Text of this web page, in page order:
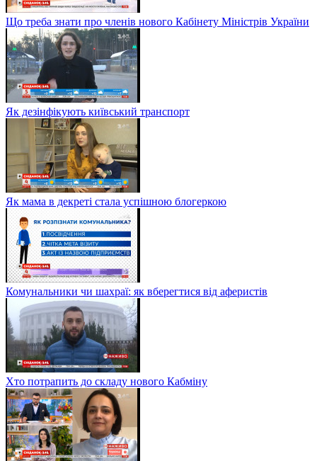
Що треба знати про членів нового Кабінету Міністрів України
Як дезінфікують київський транспорт
Як мама в декреті стала успішною блогеркою
Комунальники чи шахраї: як вберегтися від аферистів
Хто потрапить до складу нового Кабміну